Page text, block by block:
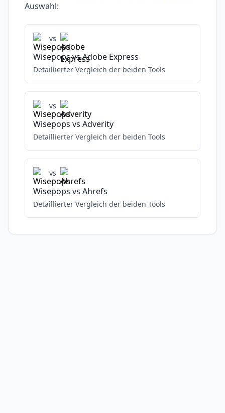
Auswahl:
vs
WisepopsvsAdobe Express
Detaillierter Vergleich der beiden Tools
vs
Wisepops vs Adverity
Detaillierter Vergleich der beiden Tools
vs
Wisepops vs Ahrefs
Detaillierter Vergleich der beiden Tools